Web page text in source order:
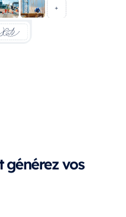
générez vos